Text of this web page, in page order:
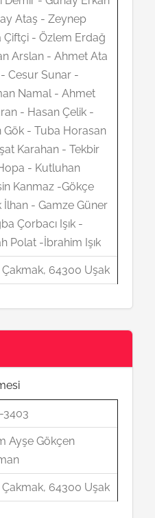
Ataş - Zeynep
Çiftçi - Özlem Erdağ
Arslan - Ahmet Ata
Cesur Sunar -
Namal - Ahmet
- Hasan Çelik -
Gök - Tuba Horasan
Karahan - Tekbir
- Kutluhan
Kanmaz -Gökçe
İlhan - Gamze Güner
Çorbacı Işık -
Polat -İbrahim Işık
Çakmak, 64300 Uşak
3403
Ayşe Gökçen
Çakmak, 64300 Uşak